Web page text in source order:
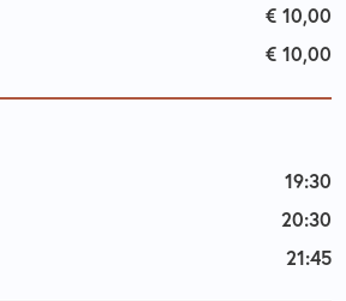
€ 10,00
€ 10,00
19:30
20:30
21:45